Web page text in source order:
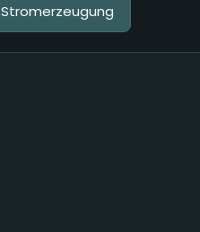
Stromerzeugung